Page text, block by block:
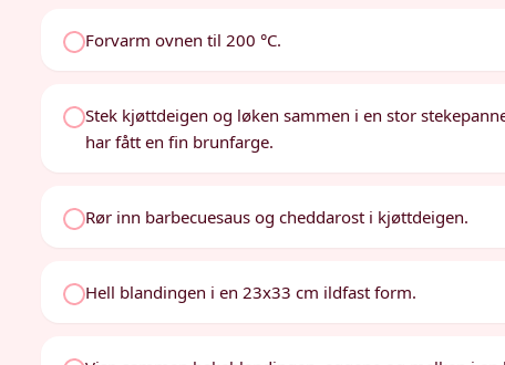
Forvarm ovnen til 200 °C.
Stek kjøttdeigen og løken sammen i en stor
har fått en fin brunfarge.
Rør inn barbecuesaus og cheddarost i kjøttdeigen.
Hell blandingen i en 23x33 cm ildfast form.